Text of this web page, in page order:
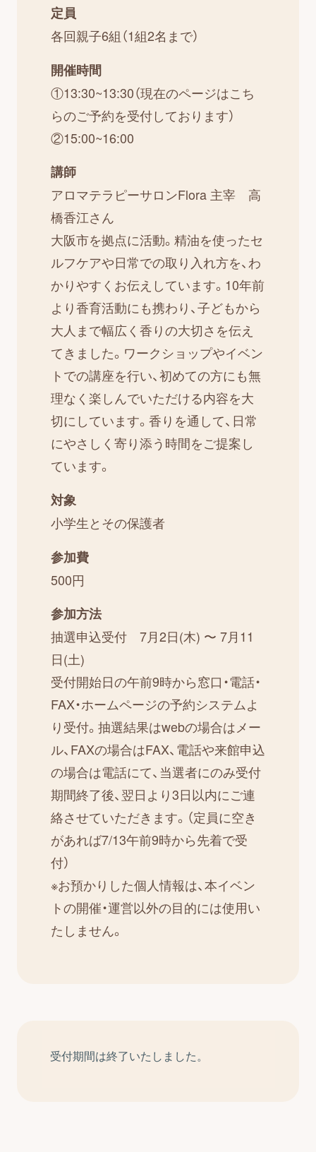
定員
各回親子6組（1組2名まで）
開催時間
①13:30~13:30（現在のページはこち
らのご予約を受付しております）
②15:00~16:00
講師
アロマテラピーサロンFlora 主宰 高
橋香江さん
大阪市を拠点に活動。精油を使ったセ
ルフケアや日常での取り入れ方を、わ
かりやすくお伝えしています。10年前
より香育活動にも携わり、子どもから
大人まで幅広く香りの大切さを伝え
てきました。ワークショップやイベン
トでの講座を行い、初めての方にも無
理なく楽しんでいただける内容を大
切にしています。香りを通して、日常
にやさしく寄り添う時間をご提案し
ています。
対象
小学生とその保護者
参加費
500円
参加方法
抽選申込受付 7月2日(木) 〜 7月11
日(土)
受付開始日の午前9時から窓口・電話・
FAX・ホームページの予約システムよ
り受付。抽選結果はwebの場合はメー
ル、FAXの場合はFAX、電話や来館申込
の場合は電話にて、当選者にのみ受付
期間終了後、翌日より3日以内にご連
絡させていただきます。（定員に空き
があれば7/13午前9時から先着で受
付）
※お預かりした個人情報は、本イベン
トの開催・運営以外の目的には使用い
たしません。